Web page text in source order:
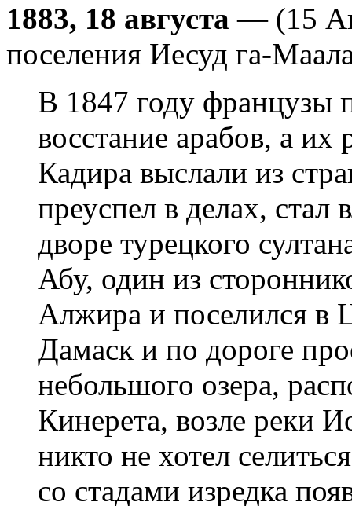
1883, 18 августа — (15
поселения Иесуд га-
В 1847 году французы
восстание арабов, а
Кадира выслали из
преуспел в делах,
дворе турецкого
Абу, один из
Алжира и поселился в
Дамаск и по дороге
небольшого озера,
Кинерета, возле реки
никто не хотел
со стадами изредка